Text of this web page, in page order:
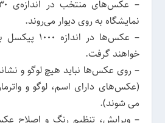
نمایشگاه به روی دیوار می‌روند.
– عکس‌ها در
خواهند گرفت.
– روی عکس‌ها نباید هیچ لوگو و
(عکس‌های دارای اسم، لوگو و
می شوند).
– ویرایش، تنظیم رنگ و اصلاح